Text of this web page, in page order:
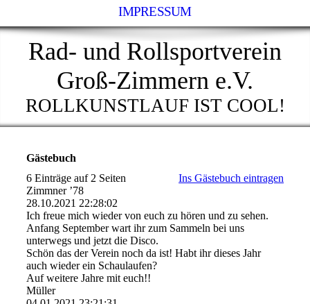
IMPRESSUM
Rad- und Rollsportverein
Groß-Zimmern e.V.
ROLLKUNSTLAUF IST COOL!
Gästebuch
6 Einträge auf 2 Seiten
Ins Gästebuch eintragen
Zimmner ’78
28.10.2021 22:28:02
Ich freue mich wieder von euch zu hören und zu sehen.
Anfang September wart ihr zum Sammeln bei uns
unterwegs und jetzt die Disco.
Schön das der Verein noch da ist! Habt ihr dieses Jahr
auch wieder ein Schaulaufen?
Auf weitere Jahre mit euch!!
Müller